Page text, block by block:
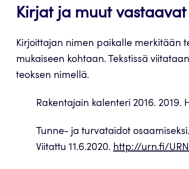
Kirjat ja muut
Kirjoittajan nimen paikalle merkitään
mukaiseen kohtaan. Tekstissä
teoksen nimellä.
Rakentajain kalenteri 2016. 2019.
Tunne- ja turvataidot
Viitattu 11.6.2020. http://urn.fi/